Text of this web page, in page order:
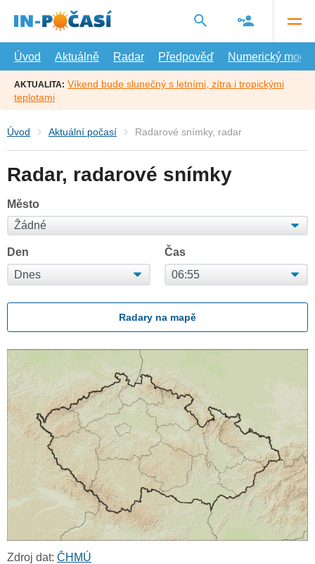
hlavní
Úvod
Aktuálně Radar Předpověď Numerický model
AKTUALITA: Víkend bude slunečný s letními, zítra i tropickými
teplotami
Úvod Aktuální počasí Radarové snímky, radar
Radar, radarové snímky
Město
Den Čas
Radary na mapě
Zdroj dat: ČHMÚ